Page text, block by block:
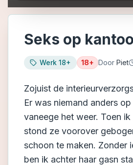
Seks op
Werk 18+ 18+ Door Piet
Zojuist de
Er was niemand anders
vaneege het weer. Toen
stond ze voorover
schoon te maken. Zonder
ben ik achter haar gasn